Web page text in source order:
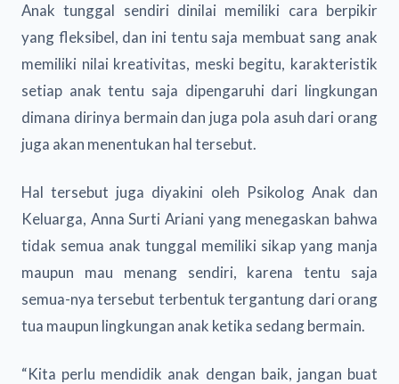
Anak tunggal sendiri dinilai memiliki cara berpikir
yang fleksibel, dan ini tentu saja membuat sang anak
memiliki nilai kreativitas, meski begitu, karakteristik
setiap anak tentu saja dipengaruhi dari lingkungan
dimana dirinya bermain dan juga pola asuh dari orang
juga akan menentukan hal tersebut.
Hal tersebut juga diyakini oleh Psikolog Anak dan
Keluarga, Anna Surti Ariani yang menegaskan bahwa
tidak semua anak tunggal memiliki sikap yang manja
maupun mau menang sendiri, karena tentu saja
semua-nya tersebut terbentuk tergantung dari orang
tua maupun lingkungan anak ketika sedang bermain.
“Kita perlu mendidik anak dengan baik, jangan buat